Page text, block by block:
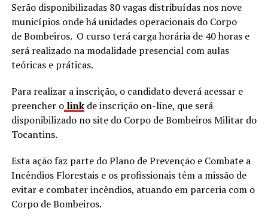
Serão disponibilizadas 80 vagas distribuídas nos nove
municípios onde há unidades operacionais do Corpo
de Bombeiros. O curso terá carga horária de 40 horas e
será realizado na modalidade presencial com aulas
teóricas e práticas.
Para realizar a inscrição, o candidato deverá acessar e
preencher o linkde inscrição on-line, que será
disponibilizado no site do Corpo de Bombeiros Militar do
Tocantins.
Esta ação faz parte do Plano de Prevenção e Combate a
Incêndios Florestais e os profissionais têm a missão de
evitar e combater incêndios, atuando em parceria com o
Corpo de Bombeiros.